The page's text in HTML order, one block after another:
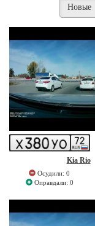
Новые
Kia Rio
Осудили: 0
Оправдали: 0